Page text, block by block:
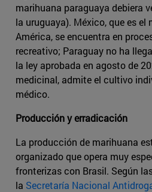
marihuana paraguaya debiera
la uruguaya). México, que es el
América, se encuentra en
recreativo; Paraguay no ha
la ley aprobada en agosto de
medicinal, admite el cultivo
médico.
Producción y erradicación
La producción de marihuana
organizado que opera muy
fronterizas con Brasil. Según
la Secretaría Nacional